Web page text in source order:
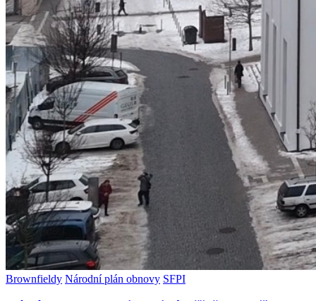
Brownfieldy Národní plán obnovy SFPI